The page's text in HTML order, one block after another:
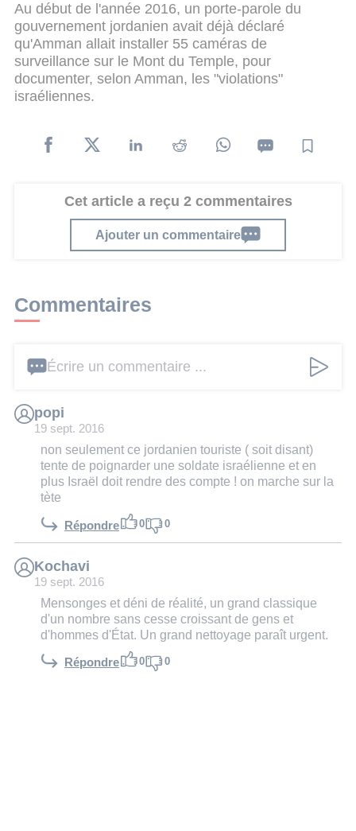
Au début de l'année 2016, un porte-parole du
gouvernement jordanien avait déjà déclaré
qu'Amman allait installer 55 caméras de
surveillance sur le Mont du Temple, pour
documenter, selon Amman, les "violations"
israéliennes.
Cet article a reçu 2 commentaires
Ajouter un commentaire
Commentaires
Écrire un commentaire ...
popi
19 sept. 2016
non seulement ce jordanien touriste ( soit disant)
tente de poignarder une soldate israélienne et en
plus Israël doit rendre des compte ! on marche sur la
tète
Répondre 0 0
Kochavi
19 sept. 2016
Mensonges et déni de réalité, un grand classique
d'un nombre sans cesse croissant de gens et
d'hommes d'État. Un grand nettoyage paraît urgent.
Répondre 0 0